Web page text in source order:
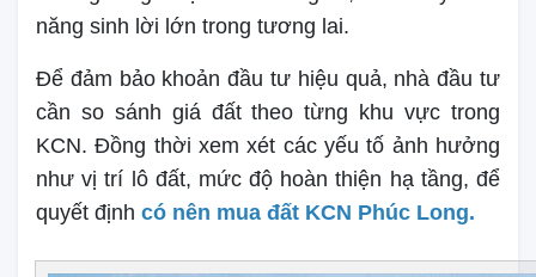
năng sinh lời lớn trong tương lai.
Để đảm bảo khoản đầu tư hiệu quả, nhà đầu tư
cần so sánh giá đất theo từng khu vực trong
KCN. Đồng thời xem xét các yếu tố ảnh hưởng
như vị trí lô đất, mức độ hoàn thiện hạ tầng, để
quyết định có nên mua đất KCN Phúc Long.